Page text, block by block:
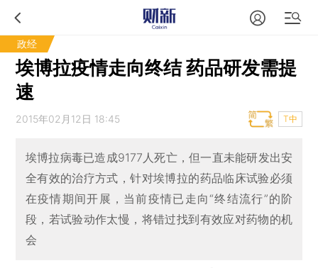
政经
埃博拉疫情走向终结 药品研发需提
速
2015年02月12日 18:45 T中
埃博拉病毒已造成9177人死亡，但一直未能研发出安
全有效的治疗方式，针对埃博拉的药品临床试验必须
在疫情期间开展，当前疫情已走向“终结流行”的阶
段，若试验动作太慢，将错过找到有效应对药物的机
会